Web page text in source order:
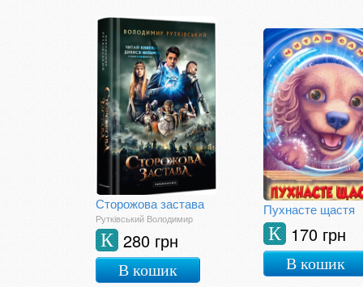
Сторожова застава
Рутківський Володимир
280 грн
К
В кошик
Пухнасте щастя
170 грн
К
В кошик